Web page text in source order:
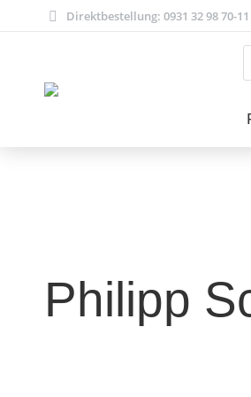
Direktbestellung: 0931 32 98 70-11
Philipp